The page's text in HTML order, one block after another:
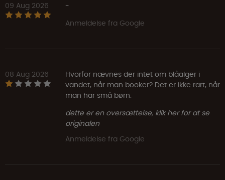
09 Aug 2026
-
Anmeldelse fra Google
08 Aug 2026
Hvorfor nævnes der intet om blåalger i
vandet, når man booker? Det er ikke rart, når
man har små børn.
dette er en oversættelse, klik her for at se
originalen
Anmeldelse fra Google